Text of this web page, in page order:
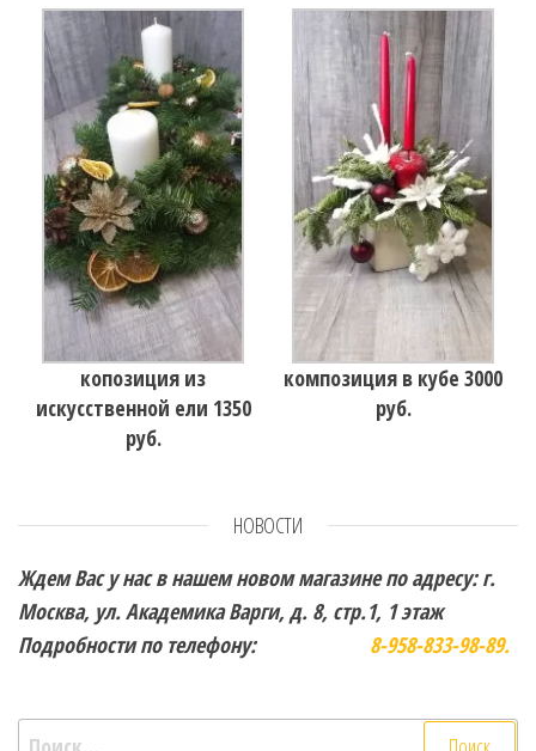
копозиция из
искусственной ели 1350
руб.
композиция в кубе 3000
руб.
НОВОСТИ
Ждем Вас у нас в нашем новом магазине по адресу: г.
Москва, ул. Академика Варги, д. 8, стр.1, 1 этаж
Подробности по телефону:
8-958-833-98-89.
Найти: